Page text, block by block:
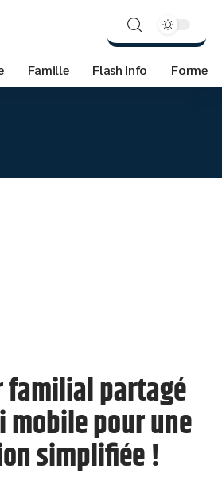
Famille Flash Info Forme
familial partagé
mobile pour une
simplifiée !